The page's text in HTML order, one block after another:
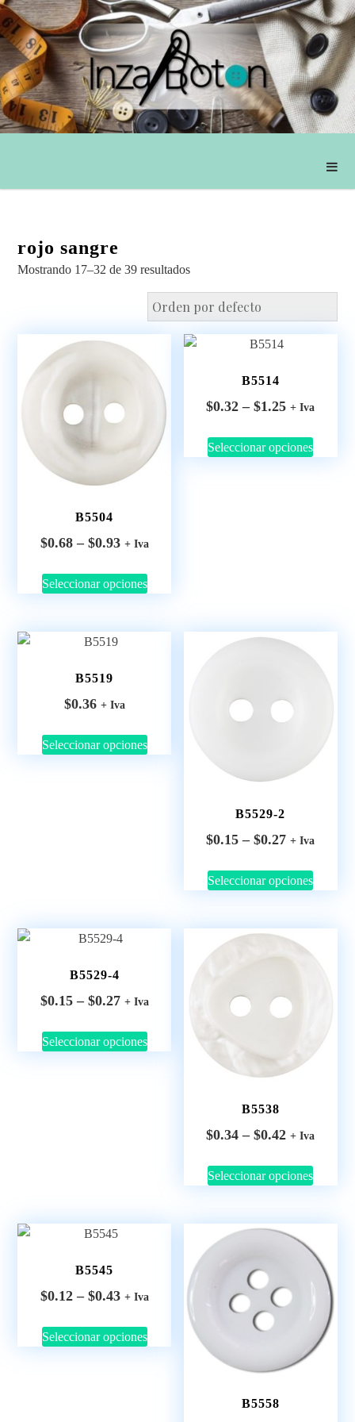
rojo sangre
Mostrando 17–32 de 39 resultados
B5504
$0.68 – $0.93 + Iva
Seleccionar opciones
B5514
$0.32 – $1.25 + Iva
Seleccionar opciones
B5519
$0.36 + Iva
Seleccionar opciones
B5529-2
$0.15 – $0.27 + Iva
Seleccionar opciones
B5529-4
$0.15 – $0.27 + Iva
Seleccionar opciones
B5538
$0.34 – $0.42 + Iva
Seleccionar opciones
B5545
$0.12 – $0.43 + Iva
Seleccionar opciones
B5558